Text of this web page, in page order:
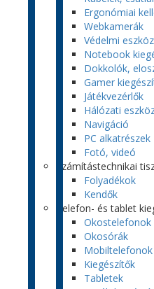
Ergonómiai
Webkamerák
Védelmi
Notebook
Dokkolók,
Gamer
Játékvezérlők
Hálózati
Navigáció
PC alkatrészek
Fotó, videó
Számítástechnikai
Folyadékok
Kendők
Telefon- és tablet
Okostelefonok
Okosórák
Mobiltelefonok
Kiegészítők
Tabletek